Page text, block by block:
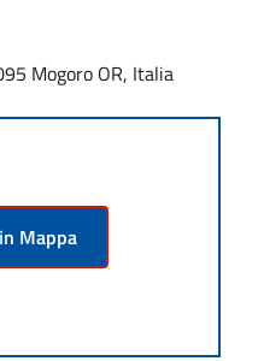
Mogoro OR, Italia
Mappa